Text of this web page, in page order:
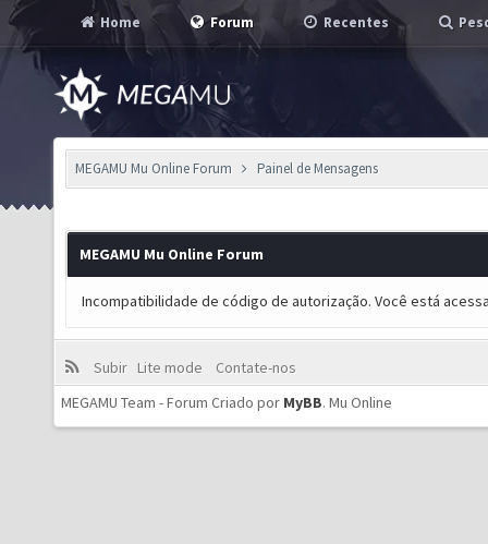
Home Forum Recentes
MEGAMU Mu Online Forum Painel de Mensagens
MEGAMU Mu Online Forum
Incompatibilidade de código de autorização. Você está
Subir Lite mode
Contate-nos
MEGAMU Team - Forum Criado por MyBB. Mu Online